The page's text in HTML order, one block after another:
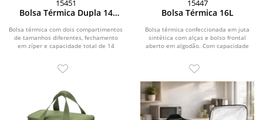
15451
Bolsa Térmica Dupla 14
Bolsa térmica com dois compartimentos
de tamanhos diferentes, fechamento
em zíper e capacidade total de 14
15447
Bolsa Térmica 16L
Bolsa térmica confeccionada em juta
sintética com alças e bolso frontal
aberto em algodão. Com capacidade